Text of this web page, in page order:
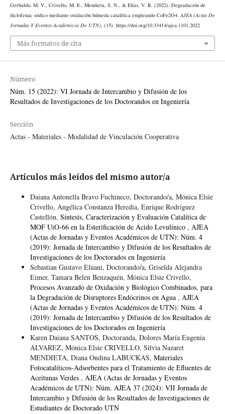
Gerbaldo, M. V., Crivello, M. E., Mendieta, S. N., & Elías, V. R. (2022). Degradación de
diclofenac sódico mediante oxidación húmeda catalítica empleando CoFe2O4.AJEA (Actas De
Jornadas Y Eventos Académicos De UTN), (15). https://doi.org/10.33414/ajea.1101.2022
Más formatos de cita
Número
Núm. 15 (2022): VI Jornada de Intercambio y Difusión de los
Resultados de Investigaciones de los Doctorandos en Ingeniería
Sección
Actas - Materiales - Modalidad de Vinculación Cooperativa
Artículos más leídos del mismo autor/a
Daiana Antonella Bravo Fuchineco, Doctorando/a, Mónica Elsie
Crivello, Angélica Constanza Heredia, Enrique Rodríguez
Castellón, Síntesis, Caracterización y Evaluación Catalítica de
MOF UiO-66 en la Esterificación de Ácido Levulínico , AJEA
(Actas de Jornadas y Eventos Académicos de UTN): Núm. 4
(2019): Jornada de Intercambio y Difusión de los Resultados de
Investigaciones de los Doctorados en Ingeniería
Sebastian Gustavo Eluani, Doctorando/a, Griselda Alejandra
Eimer, Tamara Belén Benzaquén, Mónica Elsie Crivello,
Procesos Avanzado de Oxidación y Biológico Combinados, para
la Degradación de Disruptores Endócrinos en Agua , AJEA
(Actas de Jornadas y Eventos Académicos de UTN): Núm. 4
(2019): Jornada de Intercambio y Difusión de los Resultados de
Investigaciones de los Doctorados en Ingeniería
Karen Daiana SANTOS, Doctoranda, Dolores María Eugenia
ÁLVAREZ, Mónica Elsie CRIVELLO, Silvia Nazaret
MENDIETA, Diana Ondina LABUCKAS, Materiales
Fotocatalíticos-Adsorbentes para el Tratamiento de Efluentes de
Aceitunas Verdes , AJEA (Actas de Jornadas y Eventos
Académicos de UTN): Núm. AJEA 37 (2024): VII Jornada de
Intercambio y Difusión de los Resultados de Investigaciones de
Estudiantes de Doctorado UTN